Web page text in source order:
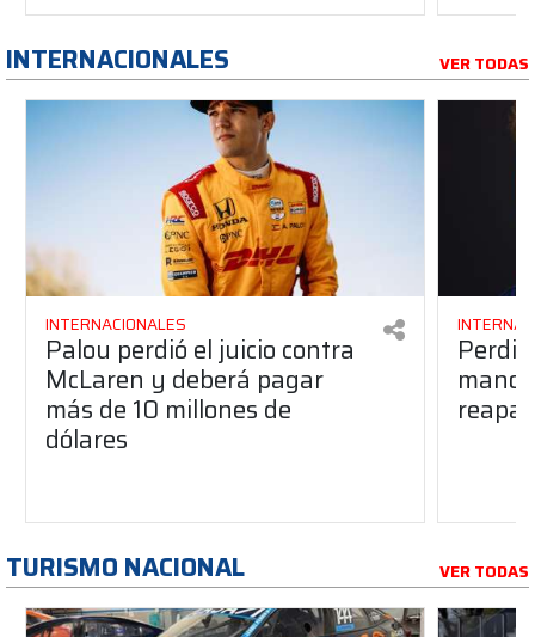
INTERNACIONALES VER TODAS
INTERNACIONALES
Palou perdió el juicio contra
McLaren y deberá pagar
más de 10 millones de
dólares
TURISMO NACIONAL VER TODAS